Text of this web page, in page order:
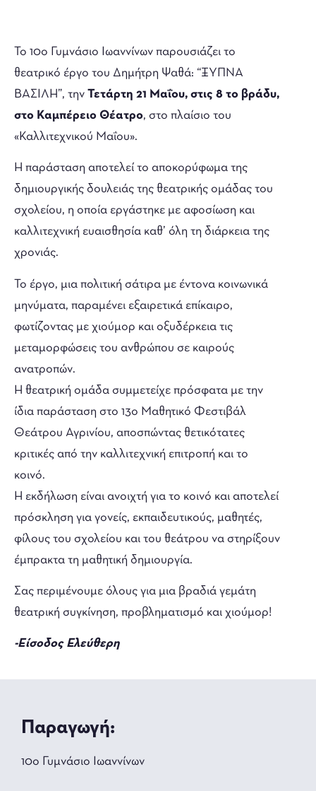
Το 10ο Γυμνάσιο Ιωαννίνων παρουσιάζει το
θεατρικό έργο του Δημήτρη Ψαθά: “ΞΥΠΝΑ
ΒΑΣΙΛΗ”, την Τετάρτη 21 Μαΐου, στις 8 το βράδυ,
στο Καμπέρειο Θέατρο, στο πλαίσιο του
«Καλλιτεχνικού Μαΐου».
Η παράσταση αποτελεί το αποκορύφωμα της
δημιουργικής δουλειάς της θεατρικής ομάδας του
σχολείου, η οποία εργάστηκε με αφοσίωση και
καλλιτεχνική ευαισθησία καθ’ όλη τη διάρκεια της
χρονιάς.
Το έργο, μια πολιτική σάτιρα με έντονα κοινωνικά
μηνύματα, παραμένει εξαιρετικά επίκαιρο,
φωτίζοντας με χιούμορ και οξυδέρκεια τις
μεταμορφώσεις του ανθρώπου σε καιρούς
ανατροπών.
Η θεατρική ομάδα συμμετείχε πρόσφατα με την
ίδια παράσταση στο 13ο Μαθητικό Φεστιβάλ
Θεάτρου Αγρινίου, αποσπώντας θετικότατες
κριτικές από την καλλιτεχνική επιτροπή και το
κοινό.
Η εκδήλωση είναι ανοιχτή για το κοινό και αποτελεί
πρόσκληση για γονείς, εκπαιδευτικούς, μαθητές,
φίλους του σχολείου και του θεάτρου να στηρίξουν
έμπρακτα τη μαθητική δημιουργία.
Σας περιμένουμε όλους για μια βραδιά γεμάτη
θεατρική συγκίνηση, προβληματισμό και χιούμορ!
-Είσοδος Ελεύθερη
Παραγωγή:
10ο Γυμνάσιο Ιωαννίνων